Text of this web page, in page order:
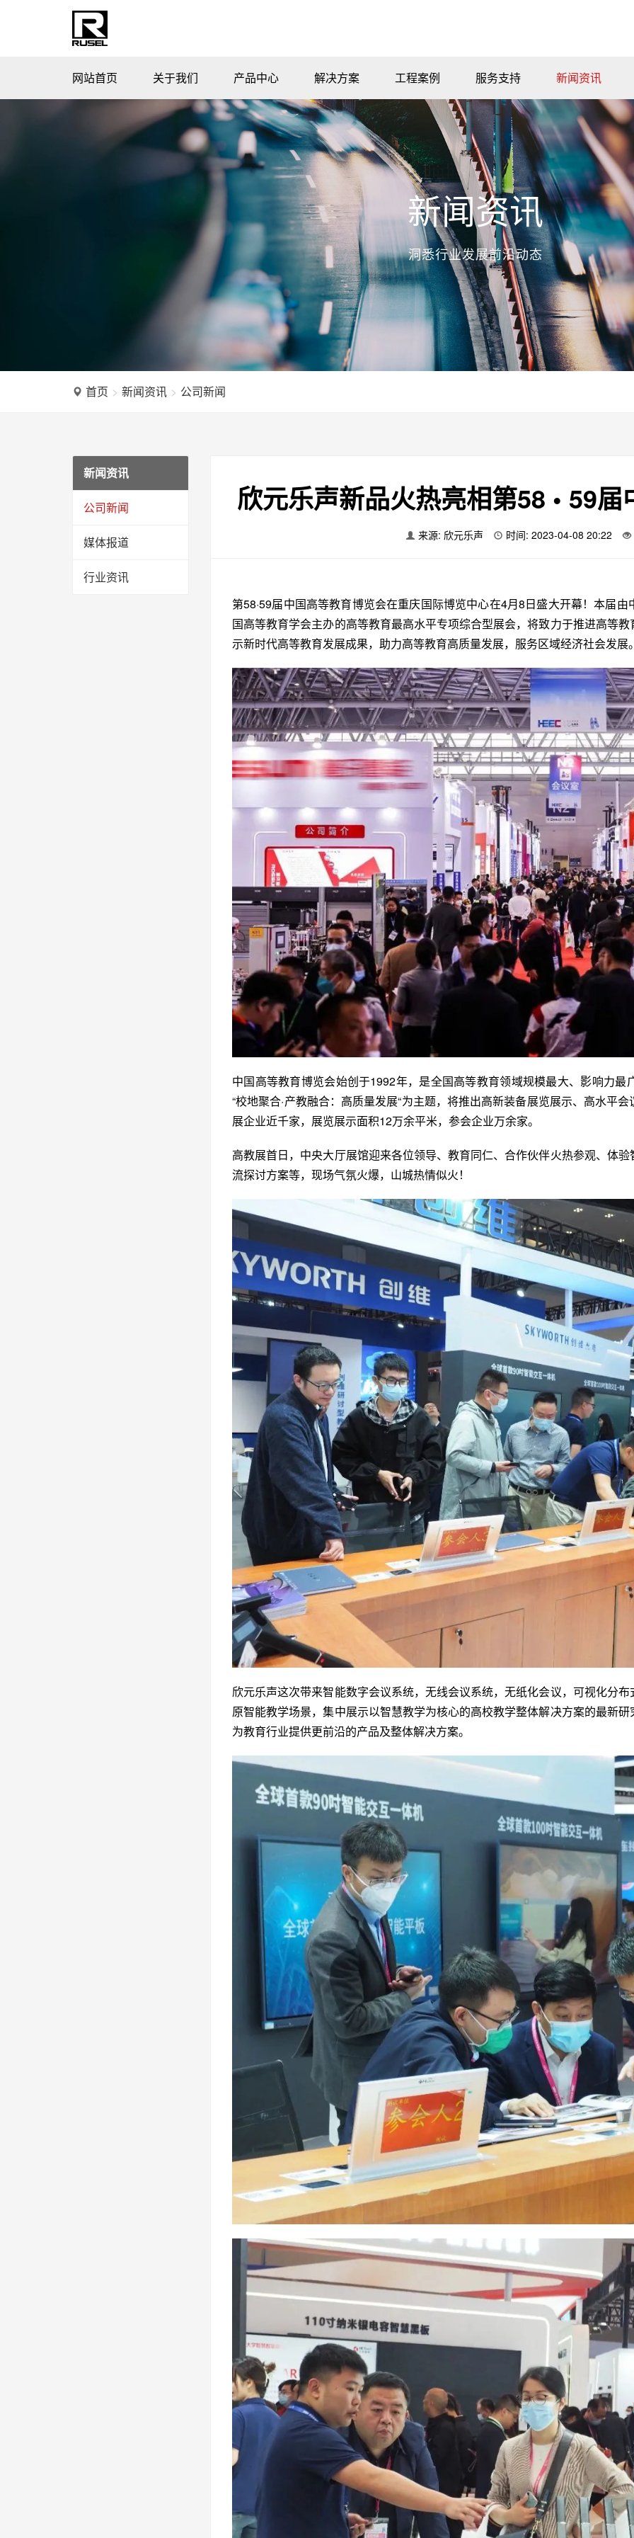
网站首页 关于我们 产品中心 解决方案 工程案例 服务支持 新闻资讯
新闻资讯
洞悉行业发展前沿动态
首页 新闻资讯 公司新闻
新闻资讯
公司新闻
媒体报道
行业资讯
欣元乐声新品火热亮相第58 • 59
来源: 欣元乐声 时间: 2023-04-08 20:22
第58·59届中国高等教育博览会在重庆国际博览中心在4月8日盛大开幕！本届
国高等教育学会主办的高等教育最高水平专项综合型展会，将致力于推进高等
示新时代高等教育发展成果，助力高等教育高质量发展，服务区域经济社会发展
中国高等教育博览会始创于1992年，是全国高等教育领域规模最大、影响力
“校地聚合·产教融合：高质量发展“为主题，将推出高新装备展览展示、高水平
展企业近千家，展览展示面积12万余平米，参会企业万余家。
高教展首日，中央大厅展馆迎来各位领导、教育同仁、合作伙伴火热参观、体
流探讨方案等，现场气氛火爆，山城热情似火！
欣元乐声这次带来智能数字会议系统，无线会议系统，无纸化会议，可视化分
原智能教学场景，集中展示以智慧教学为核心的高校教学整体解决方案的最新
为教育行业提供更前沿的产品及整体解决方案。